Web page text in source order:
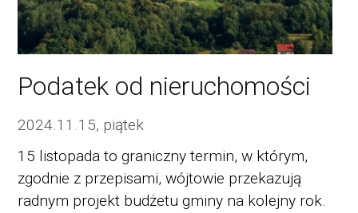
Podatek od nieruchomości
2024.11.15, piątek
15 listopada to graniczny termin, w którym,
zgodnie z przepisami, wójtowie przekazują
radnym projekt budżetu gminy na kolejny rok.